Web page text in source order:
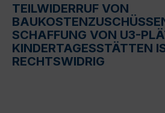
TEILWIDERRUF VON
SCHAFFUNG VON U3-
KINDERTAGESSTÄTTEN
RECHTSWIDRIG